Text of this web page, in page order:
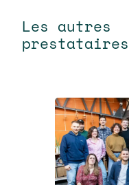
Les autres
prestataires